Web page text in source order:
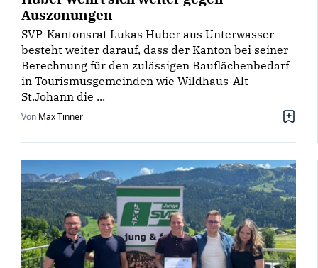
Auszonungen
SVP-Kantonsrat Lukas Huber aus Unterwasser
besteht weiter darauf, dass der Kanton bei seiner
Berechnung für den zulässigen Bauflächenbedarf
in Tourismusgemeinden wie Wildhaus-Alt
St.Johann die ...
Von Max Tinner